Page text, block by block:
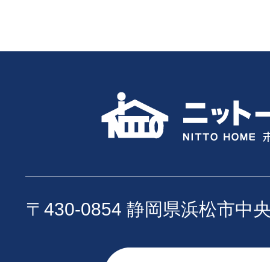
〒430-0854 静岡県浜松市中